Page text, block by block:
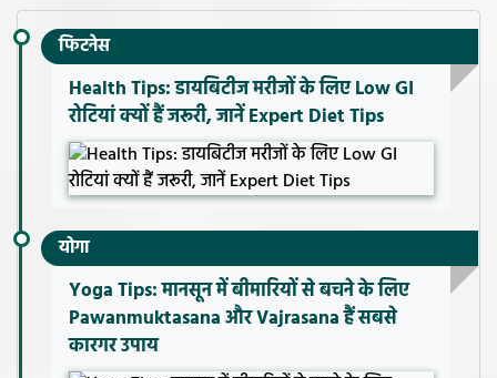
फिटनेस
Health Tips: डायबिटीज मरीजों के लिए Low GI
रोटियां क्यों हैं जरूरी, जानें Expert Diet Tips
योगा
Yoga Tips: मानसून में बीमारियों से बचने के लिए
Pawanmuktasana और Vajrasana हैं सबसे
कारगर उपाय